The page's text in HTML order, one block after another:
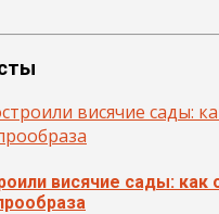
висячие сады: